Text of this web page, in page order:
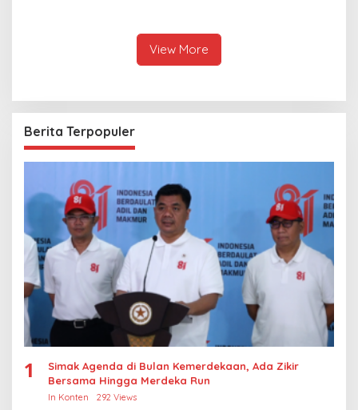
Thailand
View More
Berita Terpopuler
1
Simak Agenda di Bulan Kemerdekaan, Ada Zikir
Bersama Hingga Merdeka Run
In Konten 292 Views